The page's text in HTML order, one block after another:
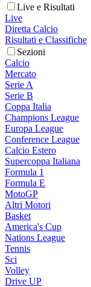
Live e Risultati
Live
Diretta Calcio
Risultati e Classifiche
Sezioni
Calcio
Mercato
Serie A
Serie B
Coppa Italia
Champions League
Europa League
Conference League
Calcio Estero
Supercoppa Italiana
Formula 1
Formula E
MotoGP
Altri Motori
Basket
America's Cup
Nations League
Tennis
Sci
Volley
Drive UP